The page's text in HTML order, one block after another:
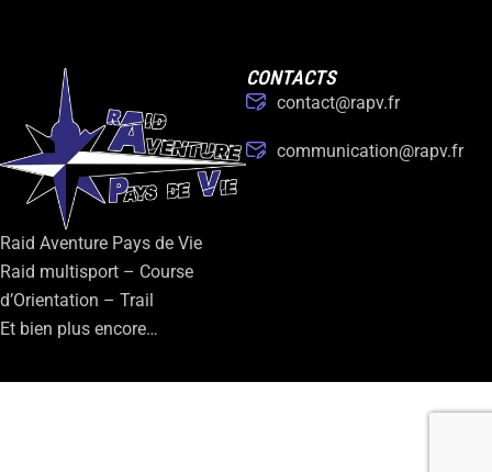
Raid Aventure Pays de Vie
Raid multisport – Course
d’Orientation – Trail
Et bien plus encore…
CONTACTS
contact@rapv.fr
communication@rapv.fr